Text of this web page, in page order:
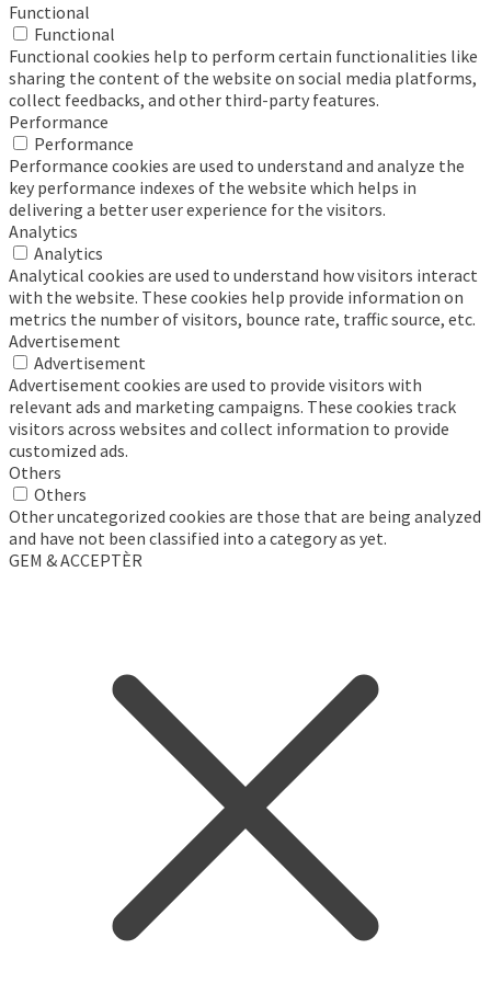
Functional
Functional
Functional cookies help to perform certain functionalities like
sharing the content of the website on social media platforms,
collect feedbacks, and other third-party features.
Performance
Performance
Performance cookies are used to understand and analyze the
key performance indexes of the website which helps in
delivering a better user experience for the visitors.
Analytics
Analytics
Analytical cookies are used to understand how visitors interact
with the website. These cookies help provide information on
metrics the number of visitors, bounce rate, traffic source, etc.
Advertisement
Advertisement
Advertisement cookies are used to provide visitors with
relevant ads and marketing campaigns. These cookies track
visitors across websites and collect information to provide
customized ads.
Others
Others
Other uncategorized cookies are those that are being analyzed
and have not been classified into a category as yet.
GEM & ACCEPTÈR